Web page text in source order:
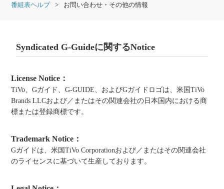
番組表ヘルプ お問い合わせ・その他の情報
Syndicated G-Guideに関するNotice
License Notice：
TiVo、Gガイド、G-GUIDE、およびGガイドロゴは、米国TiVo
Brands LLCおよび／またはその関連会社の日本国内における商
標または登録商標です。
Trademark Notice：
Gガイドは、米国TiVo Corporationおよび／またはその関連会社
のライセンスに基づいて生産しております。